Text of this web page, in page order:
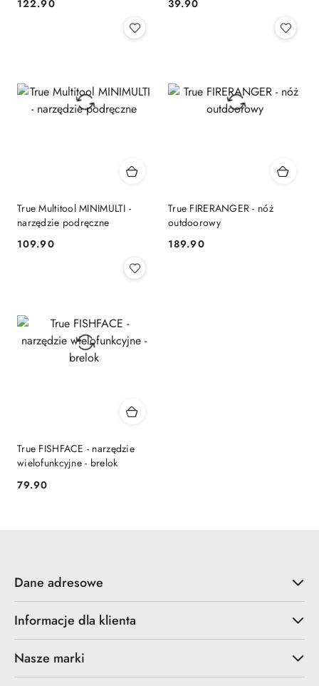
Cena:
122.90 Cena:
39.90
True Multitool MINIMULTI -
narzędzie podręczne
Cena:
109.90
True FIRERANGER - nóż
outdoorowy
Cena:
189.90
True FISHFACE - narzędzie
wielofunkcyjne - brelok
Cena:
79.90
Dane adresowe
Informacje dla klienta
Nasze marki